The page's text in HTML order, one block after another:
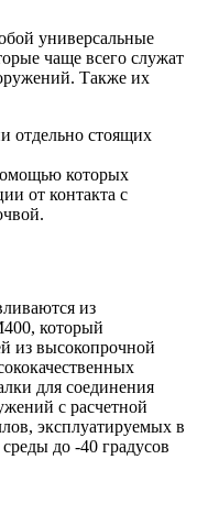
универсальные
чаще всего служат
Также их
отдельно стоящих
которых
от контакта с
из
который
из высокопрочной
для соединения
с расчетной
эксплуатируемых в
до -40 градусов